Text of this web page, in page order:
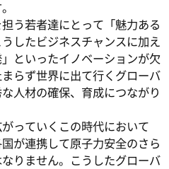
う若者達にとって「魅力ある
したビジネスチャンスに加え
」といったイノベーションが欠
らず世界に出て行くグローバ
人材の確保、育成につながり
っていくこの時代において
が連携して原子力安全のさら
りません。こうしたグローバ